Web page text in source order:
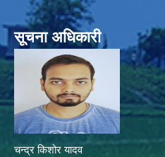
सूचना अधिकारी
चन्द्र किशोर यादव